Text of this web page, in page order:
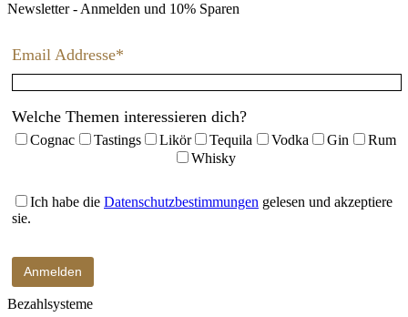
Newsletter - Anmelden und 10% Sparen
Email Addresse*
Welche Themen interessieren dich?
Cognac Tastings Likör Tequila Vodka Gin
Rum
Whisky
Ich habe die Datenschutzbestimmungen gelesen und akzeptiere
sie.
Bezahlsysteme